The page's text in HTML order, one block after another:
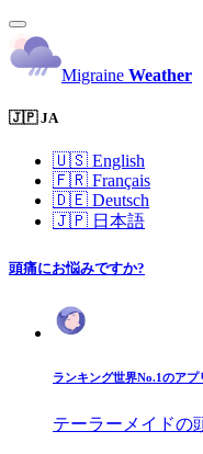
Migraine Weather
🇯🇵 JA
🇺🇸 English
🇫🇷 Français
🇩🇪 Deutsch
🇯🇵 日本語
頭痛にお悩みですか?
ランキング世界No.1のアプ
テーラーメイドの